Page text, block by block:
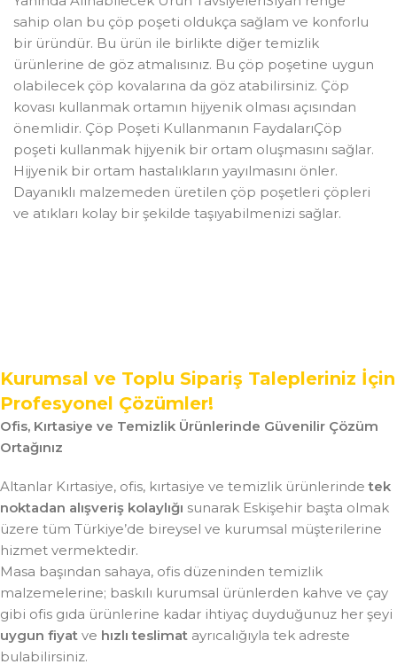
sahip olan bu çöp poşeti oldukça sağlam ve konforlu
bir üründür. Bu ürün ile birlikte diğer temizlik
ürünlerine de göz atmalısınız. Bu çöp poşetine uygun
olabilecek çöp kovalarına da göz atabilirsiniz. Çöp
kovası kullanmak ortamın hijyenik olması açısından
önemlidir. Çöp Poşeti Kullanmanın FaydalarıÇöp
poşeti kullanmak hijyenik bir ortam oluşmasını sağlar.
Hijyenik bir ortam hastalıkların yayılmasını önler.
Dayanıklı malzemeden üretilen çöp poşetleri çöpleri
ve atıkları kolay bir şekilde taşıyabilmenizi sağlar.
Kurumsal ve Toplu Sipariş Talepleriniz İçin
Profesyonel Çözümler!
Ofis, Kırtasiye ve Temizlik Ürünlerinde Güvenilir Çözüm
Ortağınız
Altanlar Kırtasiye, ofis, kırtasiye ve temizlik ürünlerindetek
noktadan alışveriş kolaylığı sunarak Eskişehir başta olmak
üzere tüm Türkiye’de bireysel ve kurumsal müşterilerine
hizmet vermektedir.
Masa başından sahaya, ofis düzeninden temizlik
malzemelerine; baskılı kurumsal ürünlerden kahve ve çay
gibi ofis gıda ürünlerine kadar ihtiyaç duyduğunuz her şeyi
uygun fiyat ve hızlı teslimat ayrıcalığıyla tek adreste
bulabilirsiniz.